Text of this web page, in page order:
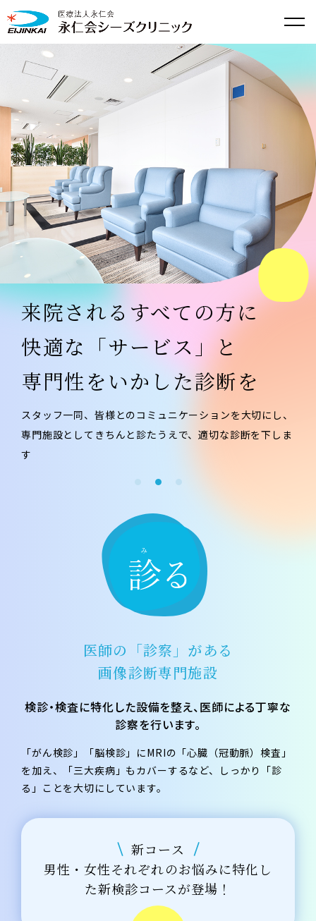
来院されるすべての方に
快適な「サービス」と
専門性をいかした診断を
スタッフ一同、皆様とのコミュニケーションを大切にし、
専門施設としてきちんと診たうえで、適切な診断を下しま
す
医師の「診察」がある
画像診断専門施設
検診・検査に特化した設備を整え、医師による丁寧な
診察を行います。
「がん検診」「脳検診」にMRIの「心臓（冠動脈）検査」
を加え、
「三大疾病」もカバーするなど、しっかり「診
る」ことを大切にしています。
新コース
男性・女性それぞれのお悩みに特化し
た新検診コースが登場！